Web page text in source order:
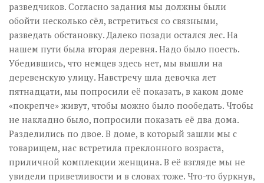
разведчиков. Согласно задания мы должны были
обойти несколько сёл, встретиться со связными,
разведать обстановку. Далеко позади остался лес. На
нашем пути была вторая деревня. Надо было поесть.
Убедившись, что немцев здесь нет, мы вышли на
деревенскую улицу. Навстречу шла девочка лет
пятнадцати, мы попросили её показать, в каком доме
«покрепче» живут, чтобы можно было пообедать. Чтобы
не накладно было, попросили показать её два дома.
Разделились по двое. В доме, в который зашли мы с
товарищем, нас встретила преклонного возраста,
приличной комплекции женщина. В её взгляде мы не
увидели приветливости и в словах тоже. Что-то буркнув,